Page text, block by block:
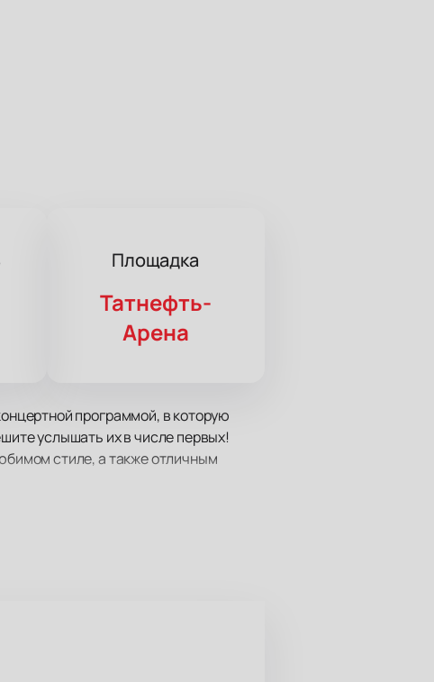
Площадка
Татнефть-
Арена
программой, в которую
услышать их в числе первых!
стиле, а также отличным